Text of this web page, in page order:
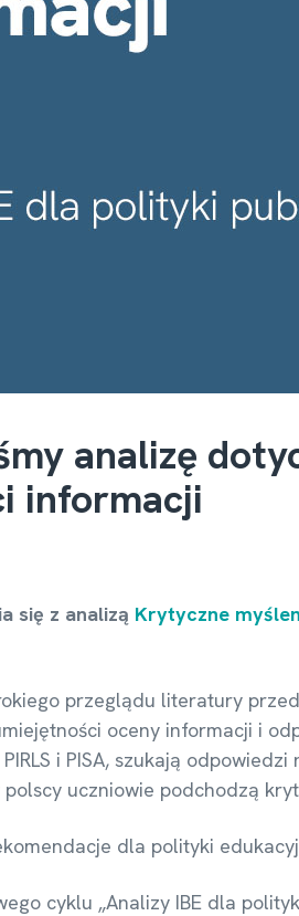
analizę
informacji
się z analizą Krytyczne
przeglądu literatury
oceny informacji i
i PISA, szukają
uczniowie podchodzą
dla polityki
cyklu „Analizy IBE dla